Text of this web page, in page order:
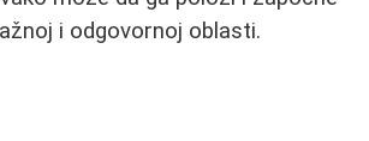
i odgovornoj oblasti.